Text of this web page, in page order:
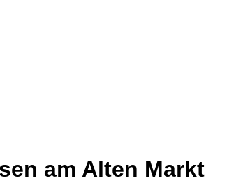
am Alten Markt